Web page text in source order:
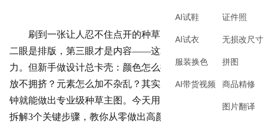
AI试鞋
AI试衣
服装换色
AI带货视频
证件照
无损改尺寸
拼图
商品精修
图片翻译
刷到一张让人忍不住点开的种草图，第一眼是颜色，第
二眼是排版，第三眼才是内容——这就是高颜值主图的魔
力。但新手做设计总卡壳：颜色怎么搭不显廉价？文案怎么
放不拥挤？元素怎么加不杂乱？其实用对工具和方法，30分
钟就能做出专业级种草主图。今天用美图设计室的模板库，
拆解3个关键步骤，教你从零做出高颜值主图。